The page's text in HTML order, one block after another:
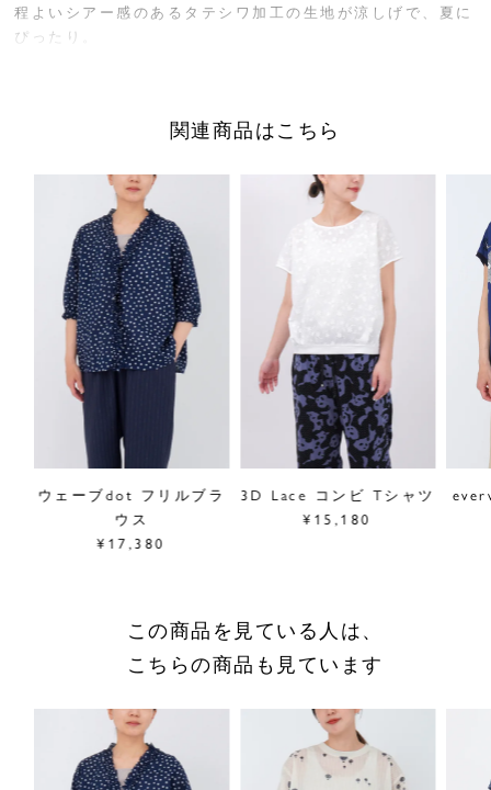
程よいシアー感のあるタテシワ加工の生地が涼しげで、夏に
ぴったり。
※生地の風合いを保つため、アイロンのご使用はお控えくだ
サイズ／FREE
着丈61cm、身幅74cm、肩幅67cm、裾幅66cm
素材／綿100%、(別地)綿100%
原産国／日本
商品番号
05GM043131
採寸について
商品についてのお問い合わせ
ショッピングガイドはこちら
サイズをお悩みの方へ
関連商品はこちら
ウェーブdot フリルブラ
ウス
¥17,380
3D Lace コンビ Tシャツ
¥15,180
この商品を見ている人は、
こちらの商品も見ています